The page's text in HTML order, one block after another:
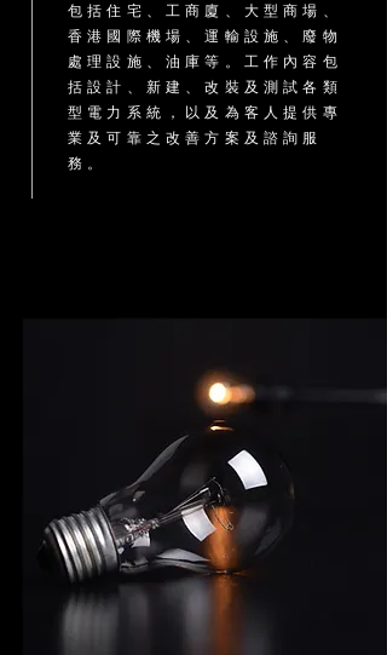
包括住宅、工商廈、大型商場、
香港國際機場、運輸設施、廢物
處理設施、油庫等。工作內容包
括設計、新建、改裝及測試各類
型電力系統，以及為客人提供專
業及可靠之改善方案及諮詢服
務。